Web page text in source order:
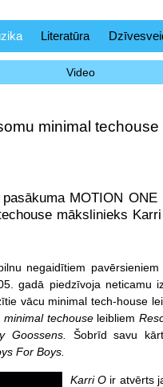
Literatūra
Video
minimal
MOTION
mākslinieks
negaidītiem
gadā piedzīvoja neticamu
vācu minimal tech-house
minimal techouse leibliem
Goossens. Šobrīd savu
For Boys.
Karri O ir atvērts